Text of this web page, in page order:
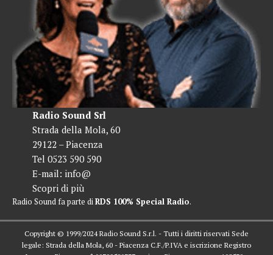
Radio Sound Srl
Strada della Mola, 60
29122 – Piacenza
Tel 0523 590 590
E-mail: info@
Scopri di più
Radio Sound fa parte diRDS 100% Special Radio.
Copyright © 1999/2024 Radio Sound S.r.l. - Tutti i diritti riservati Sede
legale: Strada della Mola, 60 - Piacenza C.F./P.IVA e iscrizione Registro